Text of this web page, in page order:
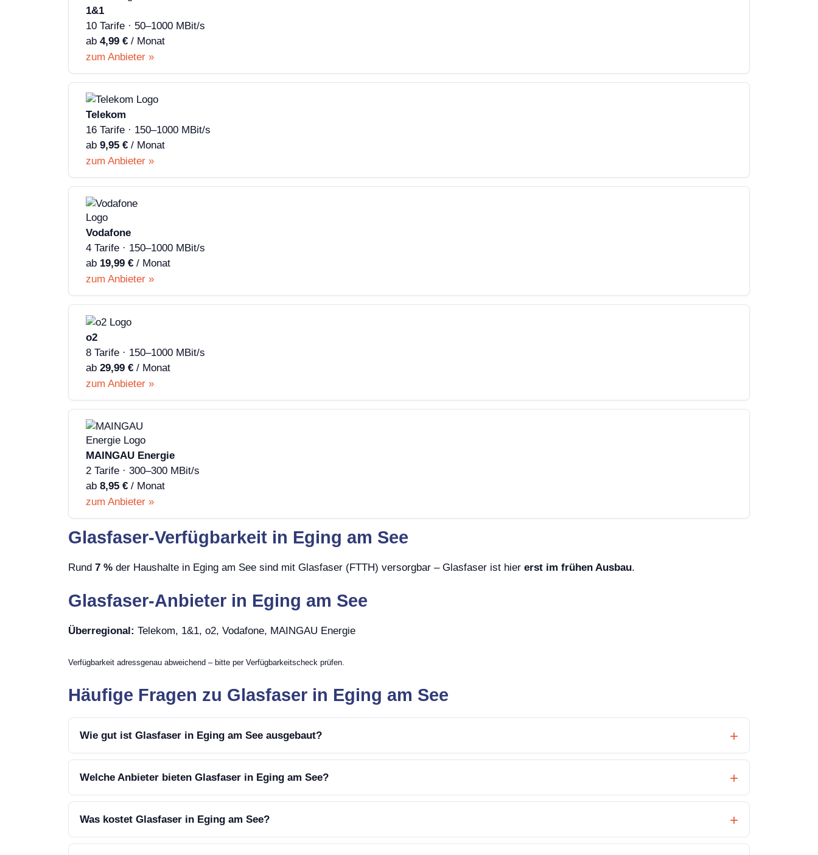
1&1
10 Tarife · 50–1000 MBit/s
ab 4,99 € / Monat
zum Anbieter »
Telekom
16 Tarife · 150–1000 MBit/s
ab 9,95 € / Monat
zum Anbieter »
Vodafone
4 Tarife · 150–1000 MBit/s
ab 19,99 € / Monat
zum Anbieter »
o2
8 Tarife · 150–1000 MBit/s
ab 29,99 € / Monat
zum Anbieter »
MAINGAU Energie
2 Tarife · 300–300 MBit/s
ab 8,95 € / Monat
zum Anbieter »
Glasfaser-Verfügbarkeit in Eging am See
Rund 7 % der Haushalte in Eging am See sind mit Glasfaser (FTTH) versorgbar – Glasfaser ist hier erst im frühen Ausbau.
Glasfaser-Anbieter in Eging am See
Überregional: Telekom, 1&1, o2, Vodafone, MAINGAU Energie
Verfügbarkeit adressgenau abweichend – bitte per Verfügbarkeitscheck prüfen.
Häufige Fragen zu Glasfaser in Eging am See
Wie gut ist Glasfaser in Eging am See ausgebaut?
Welche Anbieter bieten Glasfaser in Eging am See?
Was kostet Glasfaser in Eging am See?